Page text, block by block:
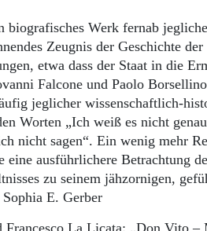
biografisches Werk fernab
Zeugnis der Geschichte
etwa dass der Staat in die
Falcone und Paolo
jeglicher wissenschaftlich-
Worten „Ich weiß es nicht
nicht sagen“. Ein wenig mehr
ausführlichere Betrachtung
zu seinem jähzornigen,
E. Gerber
La Licata: „Don Vito –